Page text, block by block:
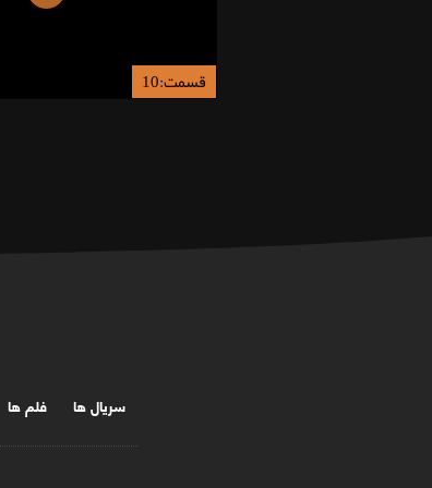
قسمت:10
سریال ها فلم ها